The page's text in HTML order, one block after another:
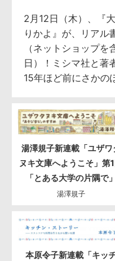
2月12日（木）、『
りかよ』が、リアル
（ネットショップ
日）！ミシマ社と著
15年ほど前にさかの
湯澤規子新連載「ユザワ
ヌキ文庫へようこそ」第
「とある大学の片隅で」
湯澤規子
本原令子新連載「キッ